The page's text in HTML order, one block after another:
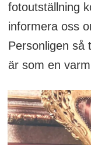
fotoutställning
informera oss
Personligen så
är som en